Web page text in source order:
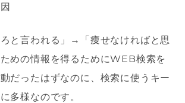
ろと言われる」→「痩せなければと思
めの情報を得るためにWEB検索を
だったはずなのに、検索に使うキー
多様なのです。